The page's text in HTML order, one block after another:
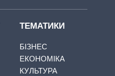
ТЕМАТИКИ
БІЗНЕС
ЕКОНОМІКА
КУЛЬТУРА